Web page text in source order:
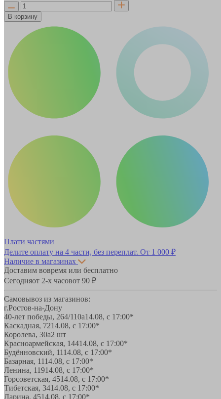
В корзину
Плати частями
Делите оплату на 4 части, без переплат. От 1 000 ₽
Наличие в магазинах
Доставим вовремя или бесплатно
Сегодняот 2-х часовот 90 ₽
Самовывоз из магазинов:
г.Ростов-на-Дону
40-лет победы, 264/110а14.08, с 17:00*
Каскадная, 7214.08, с 17:00*
Королева, 30а2 шт
Красноармейская, 14414.08, с 17:00*
Будённовский, 1114.08, с 17:00*
Базарная, 1114.08, с 17:00*
Ленина, 11914.08, с 17:00*
Горсоветская, 4514.08, с 17:00*
Тибетская, 3414.08, с 17:00*
Ларина, 4514.08, с 17:00*